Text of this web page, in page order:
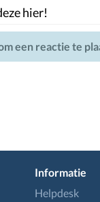
hier!
een reactie te
Informatie
Helpdesk